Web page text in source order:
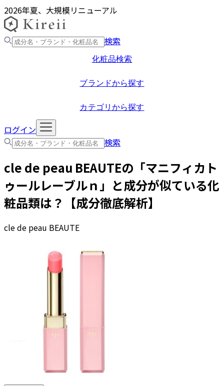
2026年夏、大規模リニューアル
検索
化粧品検索
ブランドから探す
カテゴリから探す
ログイン
検索
cle de peau BEAUTEの「マニフィカト
ゥールレーブルｎ 」と成分が似ている化
粧品類は？【成分徹底解析】
cle de peau BEAUTE